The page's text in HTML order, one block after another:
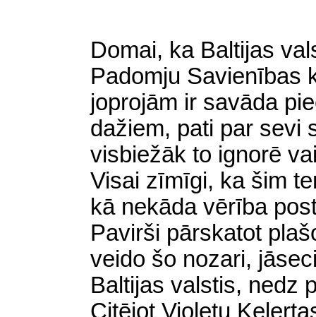
Domai, ka Baltijas
Padomju Savienības
joprojām ir savāda
dažiem, pati par sevi
visbiežāk to ignorē
Visai zīmīgi, ka šim
kā nekāda vērība
Pavirši pārskatot
veido šo nozari,
Baltijas valstis, nedz
Citējot Violetu